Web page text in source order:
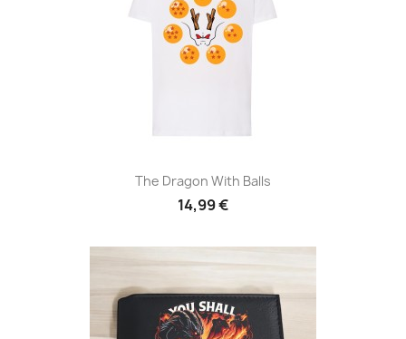
The Dragon With Balls
14,99 €